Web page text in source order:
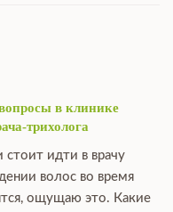
в клинике
трихолога
идти в врачу
волос во время
ощущаю это. Какие